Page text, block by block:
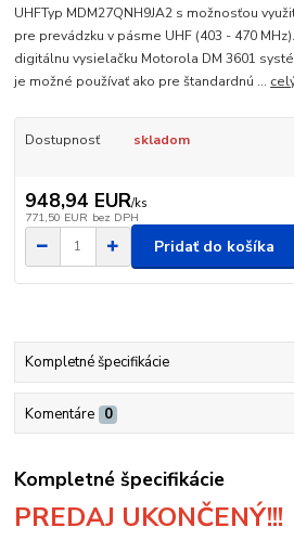
UHFTyp MDM27QNH9JA2 s možnosťou
pre prevádzku v pásme UHF (403 - 470
digitálnu vysielačku Motorola DM 3601
je možné používať ako pre štandardnú ...
Dostupnosť skladom
948,94 EUR/ks
771,50 EUR bez DPH
Pridať do košíka
Kompletné špecifikácie
Komentáre 0
Kompletné špecifikácie
PREDAJ UKONČENÝ!!!